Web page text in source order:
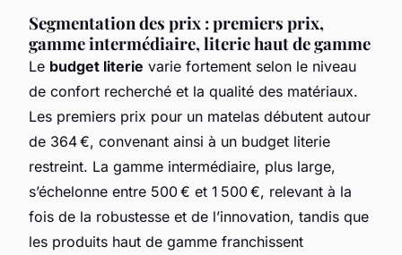
Segmentation des prix : premiers prix,
gamme intermédiaire, literie haut de gamme
Le budget literie varie fortement selon le niveau
de confort recherché et la qualité des matériaux.
Les premiers prix pour un matelas débutent autour
de 364 €, convenant ainsi à un budget literie
restreint. La gamme intermédiaire, plus large,
s’échelonne entre 500 € et 1 500 €, relevant à la
fois de la robustesse et de l’innovation, tandis que
les produits haut de gamme franchissent